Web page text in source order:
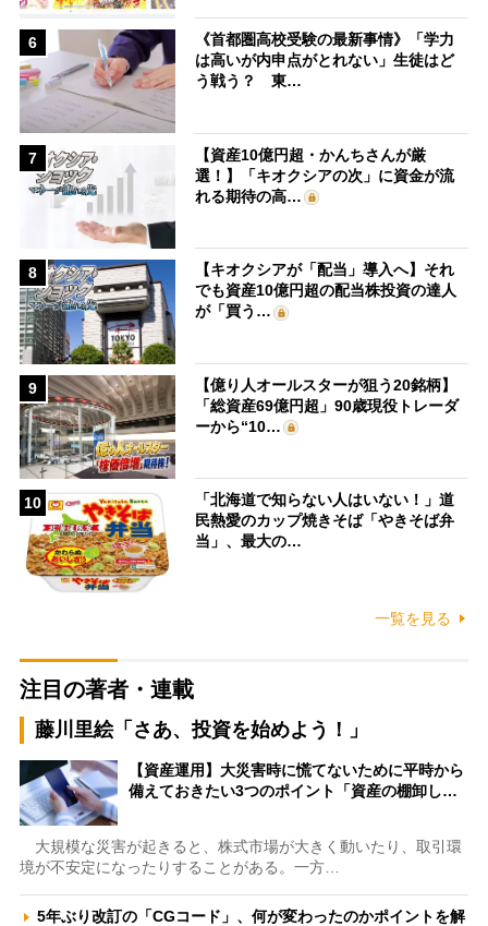
6
《首都圏高校受験の最新事情》「学力
は高いが内申点がとれない」生徒はど
う戦う？ 東…
7
【資産10億円超・かんちさんが厳
選！】「キオクシアの次」に資金が流
れる期待の高…
8
【キオクシアが「配当」導入へ】それ
でも資産10億円超の配当株投資の達人
が「買う…
9
【億り人オールスターが狙う20銘柄】
「総資産69億円超」90歳現役トレーダ
ーから“10…
10
「北海道で知らない人はいない！」道
民熱愛のカップ焼きそば「やきそば弁
当」、最大の…
一覧を見る
注目の著者・連載
藤川里絵「さあ、投資を始めよう！」
【資産運用】大災害時に慌てないために平時から
備えておきたい3つのポイント「資産の棚卸し…
大規模な災害が起きると、株式市場が大きく動いたり、取引環
境が不安定になったりすることがある。一方…
5年ぶり改訂の「CGコード」、何が変わったのかポイントを解